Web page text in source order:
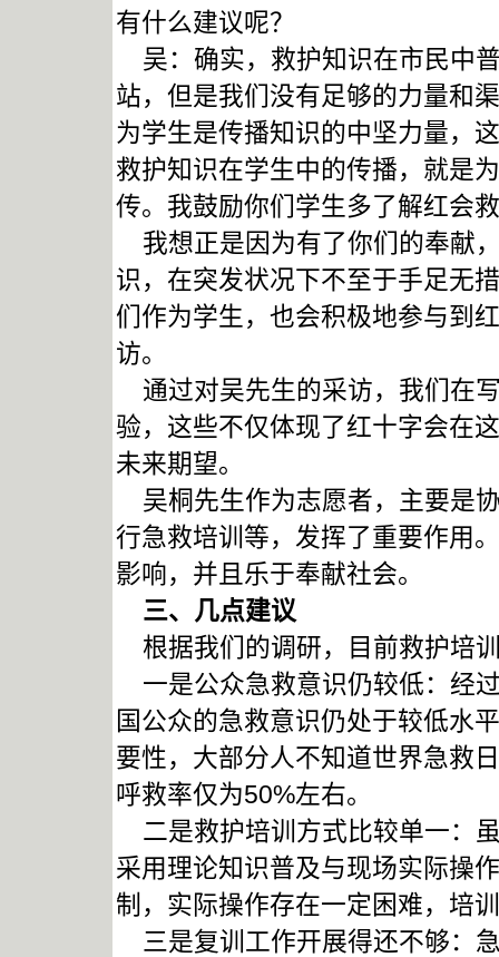
有什么建议呢？
吴：确实，救护知识在市民中
站，但是我们没有足够的力量和
为学生是传播知识的中坚力量，
救护知识在学生中的传播，就是
传。我鼓励你们学生多了解红会
我想正是因为有了你们的奉献
识，在突发状况下不至于手足无
们作为学生，也会积极地参与到
访。
通过对吴先生的采访，我们在
验，这些不仅体现了红十字会在
未来期望。
吴桐先生作为志愿者，主要是
行急救培训等，发挥了重要作用
影响，并且乐于奉献社会。
三、几点建议
根据我们的调研，目前救护培
一是公众急救意识仍较低：经
国公众的急救意识仍处于较低水
要性，大部分人不知道世界急救
呼救率仅为50%左右。
二是救护培训方式比较单一：
采用理论知识普及与现场实际操
制，实际操作存在一定困难，培
三是复训工作开展得还不够：